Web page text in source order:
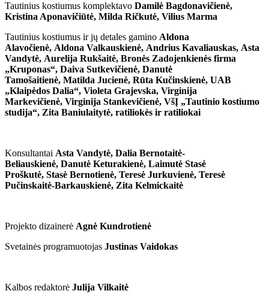
Tautinius kostiumus komplektavo Damilė Bagdonavičienė,
Kristina Aponavičiūtė, Milda Ričkutė, Vilius Marma
Tautinius kostiumus ir jų detales gamino Aldona
Alavočienė, Aldona Valkauskienė, Andrius Kavaliauskas, Asta
Vandytė, Aurelija Rukšaitė, Bronės Zadojenkienės firma
„Kruponas“, Daiva Sutkevičienė, Danutė
Tamošaitienė, Matilda Jucienė, Rūta Kučinskienė, UAB
„Klaipėdos Dalia“, Violeta Grajevska, Virginija
Markevičienė, Virginija Stankevičienė, VšĮ „Tautinio kostiumo
studija“, Zita Baniulaitytė, ratiliokės ir ratiliokai
Konsultantai Asta Vandytė, Dalia Bernotaitė-
Beliauskienė, Danutė Keturakienė, Laimutė Stasė
Proškutė, Stasė Bernotienė, Teresė Jurkuvienė, Teresė
Pučinskaitė-Barkauskienė, Zita Kelmickaitė
Projekto dizainerė Agnė Kundrotienė
Svetainės programuotojas Justinas Vaidokas
Kalbos redaktorė Julija Vilkaitė